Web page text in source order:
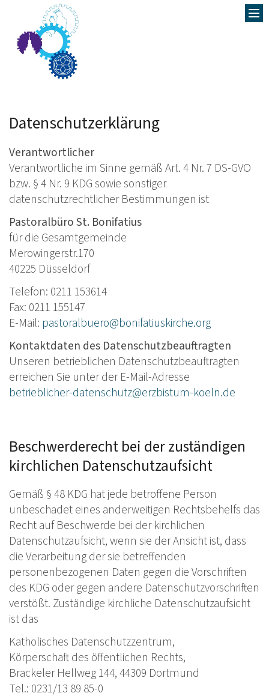
Datenschutzerklärung
Verantwortlicher
Verantwortliche im Sinne gemäß Art. 4 Nr. 7 DS-GVO
bzw. § 4 Nr. 9 KDG sowie sonstiger
datenschutzrechtlicher Bestimmungen ist
Pastoralbüro St. Bonifatius
für die Gesamtgemeinde
Merowingerstr.170
40225 Düsseldorf
Telefon: 0211 153614
Fax: 0211 155147
E-Mail: pastoralbuero@bonifatiuskirche.org
Kontaktdaten des Datenschutzbeauftragten
Unseren betrieblichen Datenschutzbeauftragten
erreichen Sie unter der E-Mail-Adresse
betrieblicher-datenschutz@erzbistum-koeln.de
Beschwerderecht bei der zuständigen
kirchlichen Datenschutzaufsicht
Gemäß § 48 KDG hat jede betroffene Person
unbeschadet eines anderweitigen Rechtsbehelfs das
Recht auf Beschwerde bei der kirchlichen
Datenschutzaufsicht, wenn sie der Ansicht ist, dass
die Verarbeitung der sie betreffenden
personenbezogenen Daten gegen die Vorschriften
des KDG oder gegen andere Datenschutzvorschriften
verstößt. Zuständige kirchliche Datenschutzaufsicht
ist das
Katholisches Datenschutzzentrum,
Körperschaft des öffentlichen Rechts,
Brackeler Hellweg 144, 44309 Dortmund
Tel.: 0231/13 89 85-0